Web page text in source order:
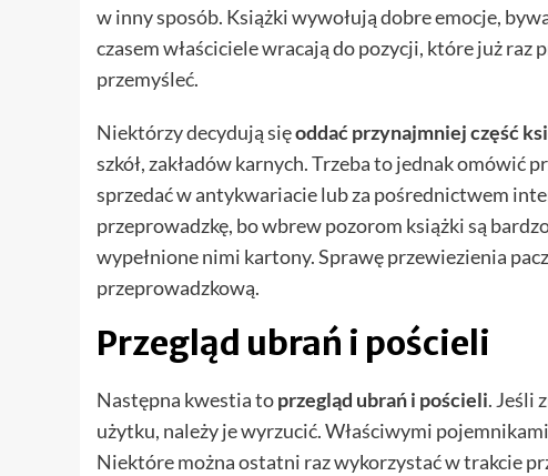
w inny sposób. Książki wywołują dobre emocje,
czasem właściciele wracają do pozycji, które już raz
przemyśleć.
Niektórzy decydują sięoddać przynajmniej część
szkół, zakładów karnych. Trzeba to jednak omówić
sprzedać w antykwariacie lub za pośrednictwem
przeprowadzkę, bo wbrew pozorom książki są
wypełnione nimi kartony. Sprawę przewiezienia
przeprowadzkową.
Przegląd ubrań i pościeli
Następna kwestia toprzegląd ubrań i pościeli. Jeśli
użytku, należy je wyrzucić. Właściwymi
Niektóre można ostatni raz wykorzystać w trakcie